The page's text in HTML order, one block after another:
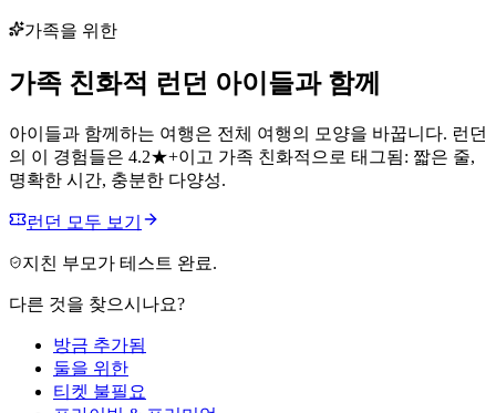
가족을 위한
가족 친화적 런던 아이들과 함께
아이들과 함께하는 여행은 전체 여행의 모양을 바꿉니다. 런던
의 이 경험들은 4.2★+이고 가족 친화적으로 태그됨: 짧은 줄,
명확한 시간, 충분한 다양성.
런던 모두 보기
지친 부모가 테스트 완료.
다른 것을 찾으시나요?
방금 추가됨
둘을 위한
티켓 불필요